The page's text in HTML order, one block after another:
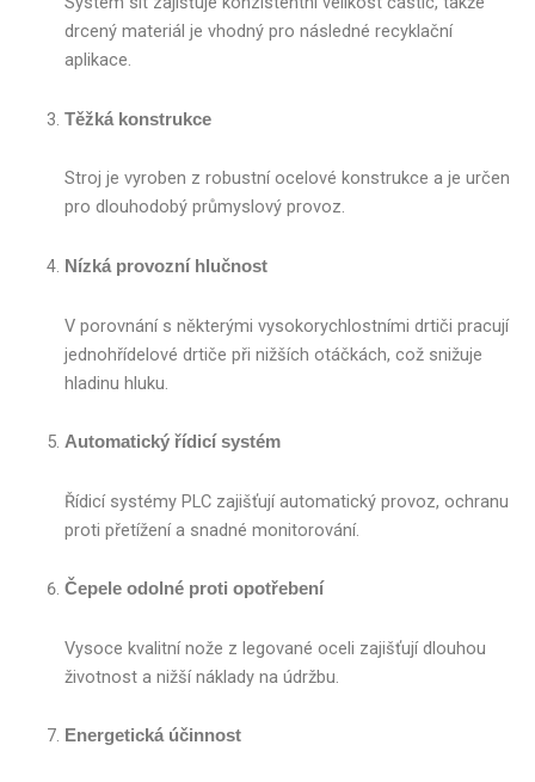
drcený materiál je vhodný pro následné recyklační
aplikace.
Těžká konstrukce
Stroj je vyroben z robustní ocelové konstrukce a je určen
pro dlouhodobý průmyslový provoz.
Nízká provozní hlučnost
V porovnání s některými vysokorychlostními drtiči pracují
jednohřídelové drtiče při nižších otáčkách, což snižuje
hladinu hluku.
Automatický řídicí systém
Řídicí systémy PLC zajišťují automatický provoz, ochranu
proti přetížení a snadné monitorování.
Čepele odolné proti opotřebení
Vysoce kvalitní nože z legované oceli zajišťují dlouhou
životnost a nižší náklady na údržbu.
Energetická účinnost